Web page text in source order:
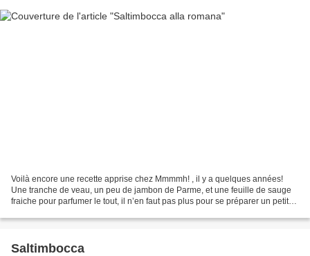
Voilà encore une recette apprise chez Mmmmh! , il y a quelques années!
Une tranche de veau, un peu de jambon de Parme, et une feuille de sauge
fraiche pour parfumer le tout, il n’en faut pas plus pour se préparer un petit
Saltimbocca